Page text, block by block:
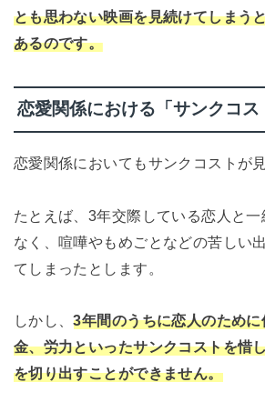
とも思わない映画を見続けてしまう
あるのです。
恋愛関係における「サンクコス
恋愛関係においてもサンクコストが
たとえば、3年交際している恋人と一
なく、喧嘩やもめごとなどの苦しい
てしまったとします。
しかし、3年間のうちに恋人のため
金、労力といったサンクコストを惜
を切り出すことができません。